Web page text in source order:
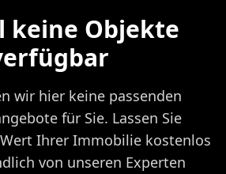
keine Objekte
wir hier keine passenden
für Sie. Lassen Sie
Ihrer Immobilie kostenlos
von unseren Experten